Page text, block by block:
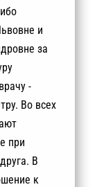
и
за
-
Во всех
при
В
к